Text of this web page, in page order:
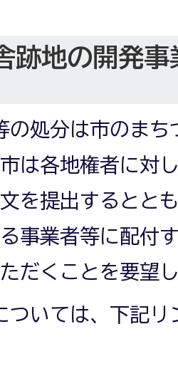
跡地の開発
の処分は市のまち
は各地権者に対
を提出するとと
事業者等に配付
だくことを要望
ついては、下記リ